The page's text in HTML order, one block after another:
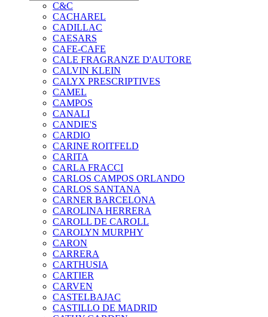
C&C
CACHAREL
CADILLAC
CAESARS
CAFE-CAFE
CALE FRAGRANZE D'AUTORE
CALVIN KLEIN
CALYX PRESCRIPTIVES
CAMEL
CAMPOS
CANALI
CANDIE'S
CARDIO
CARINE ROITFELD
CARITA
CARLA FRACCI
CARLOS CAMPOS ORLANDO
CARLOS SANTANA
CARNER BARCELONA
CAROLINA HERRERA
CAROLL DE CAROLL
CAROLYN MURPHY
CARON
CARRERA
CARTHUSIA
CARTIER
CARVEN
CASTELBAJAC
CASTILLO DE MADRID